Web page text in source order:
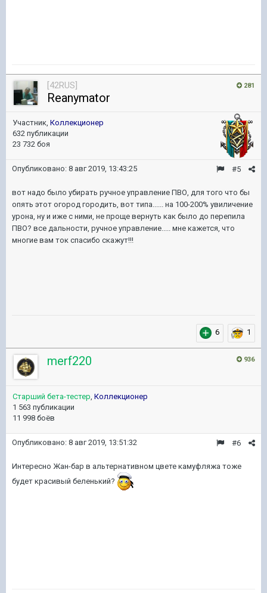
281
[42RUS]
Reanymator
Участник, Коллекционер
632 публикации
23 732 боя
#5
Опубликовано: 8 авг 2019, 13:43:25
вот надо было убирать ручное управление ПВО, для того что бы
опять этот огород городить, вот типа...... на 100-200% увиличение
урона, ну и иже с ними, не проще вернуть как было до перепила
ПВО? все дальности, ручное управление..... мне кажется, что
многие вам ток спасибо скажут!!!
6 1
936
merf220
Старший бета-тестер, Коллекционер
1 563 публикации
11 998 боёв
#6
Опубликовано: 8 авг 2019, 13:51:32
Интересно Жан-бар в альтернативном цвете камуфляжа тоже
будет красивый беленький?